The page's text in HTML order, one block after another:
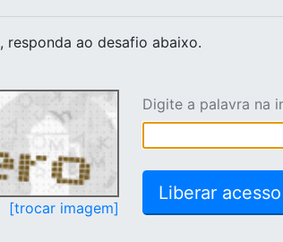
, responda ao desafio abaixo.
[trocar imagem]
Digite a palavra na